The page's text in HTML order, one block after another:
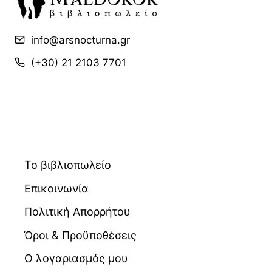
info@arsnocturna.gr
(+30) 21 2103 7701
Το βιβλιοπωλείο
Επικοινωνία
Πολιτική Απορρήτου
Όροι & Προϋποθέσεις
Ο λογαριασμός μου